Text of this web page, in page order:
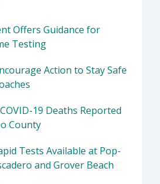
Offers Guidance for
Testing
Action to Stay Safe
19 Deaths Reported
County
Tests Available at Pop-
and Grover Beach